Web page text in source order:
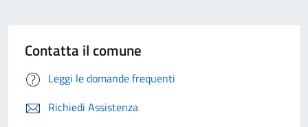
Contatta il comune
Leggi le domande frequenti
Richiedi Assistenza